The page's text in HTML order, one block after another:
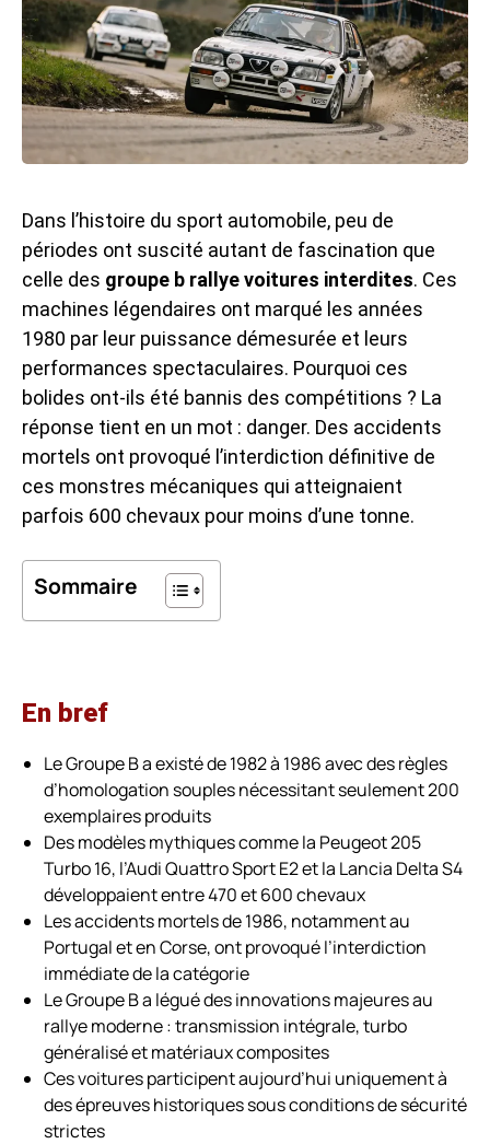
Dans l’histoire du sport automobile, peu de
périodes ont suscité autant de fascination que
celle des groupe b rallye voitures interdites. Ces
machines légendaires ont marqué les années
1980 par leur puissance démesurée et leurs
performances spectaculaires. Pourquoi ces
bolides ont-ils été bannis des compétitions ? La
réponse tient en un mot : danger. Des accidents
mortels ont provoqué l’interdiction définitive de
ces monstres mécaniques qui atteignaient
parfois 600 chevaux pour moins d’une tonne.
Sommaire
En bref
Le Groupe B a existé de 1982 à 1986 avec des règles
d’homologation souples nécessitant seulement 200
exemplaires produits
Des modèles mythiques comme la Peugeot 205
Turbo 16, l’Audi Quattro Sport E2 et la Lancia Delta S4
développaient entre 470 et 600 chevaux
Les accidents mortels de 1986, notamment au
Portugal et en Corse, ont provoqué l’interdiction
immédiate de la catégorie
Le Groupe B a légué des innovations majeures au
rallye moderne : transmission intégrale, turbo
généralisé et matériaux composites
Ces voitures participent aujourd’hui uniquement à
des épreuves historiques sous conditions de sécurité
strictes